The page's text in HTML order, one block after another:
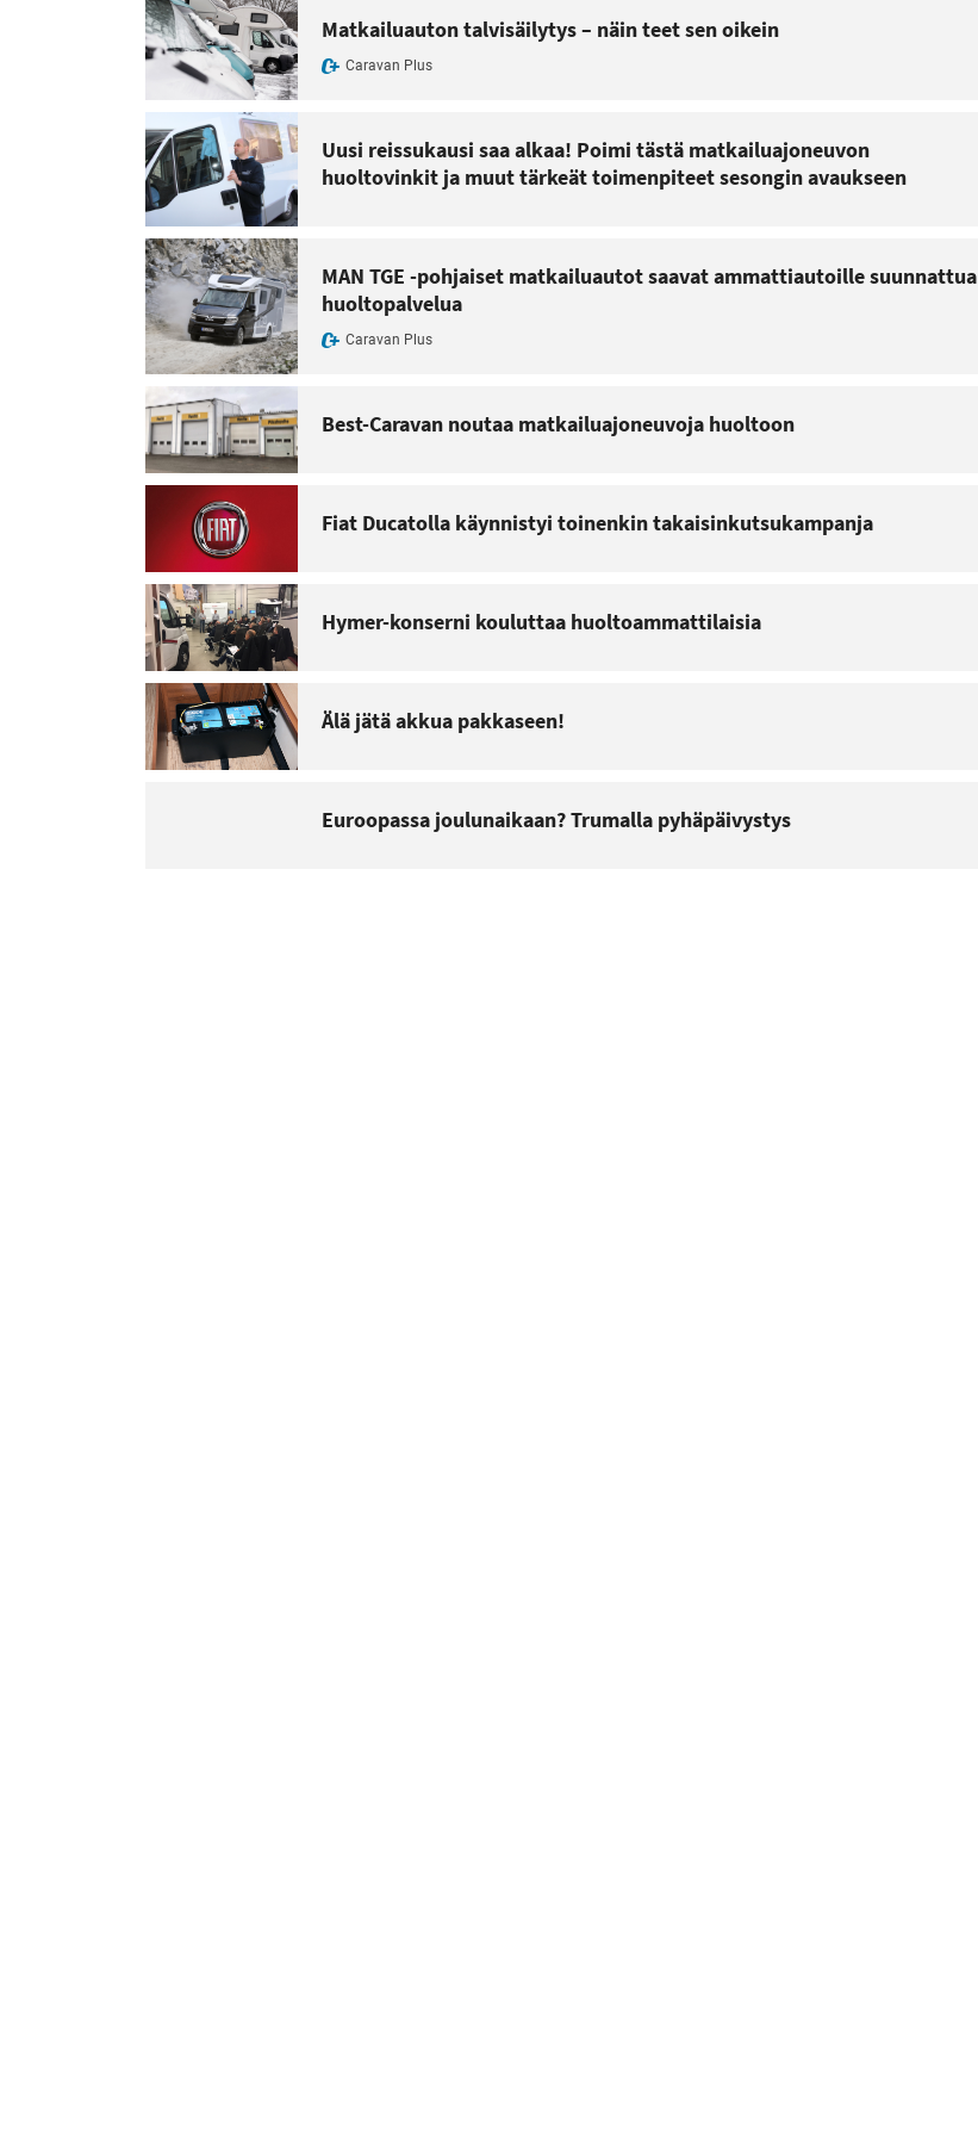
Matkailuauton talvisäilytys – näin teet sen oikein
Caravan Plus
Uusi reissukausi saa alkaa! Poimi tästä matkailuajoneuvon
huoltovinkit ja muut tärkeät toimenpiteet sesongin avaukseen
MAN TGE -pohjaiset matkailuautot saavat ammattiautoille suunnattua
huoltopalvelua
Caravan Plus
Best-Caravan noutaa matkailuajoneuvoja huoltoon
Fiat Ducatolla käynnistyi toinenkin takaisinkutsukampanja
Hymer-konserni kouluttaa huoltoammattilaisia
Älä jätä akkua pakkaseen!
Euroopassa joulunaikaan? Trumalla pyhäpäivystys